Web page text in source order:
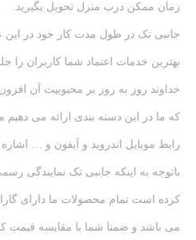
زمان ممکن درب منزل تحویل بگیرید.
جانبی تک در طول مدت کار خود در
بهترین خدمات اعتماد شما کاربران
خداوند روز به روز بر محبوبیت آن
که ما در این دسته بندی ارائه می دهیم
رابط موبایل اندروید و آیفون و … اشاره
باتوجه به اینکه جانبی تک نمایندگی
کرده است تمام محصولات ما دارای
می باشد و ضمنا شما با مقایسه قیمت